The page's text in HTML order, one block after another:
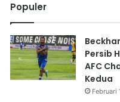
Populer
Persib
AFC
Kedua
Februari